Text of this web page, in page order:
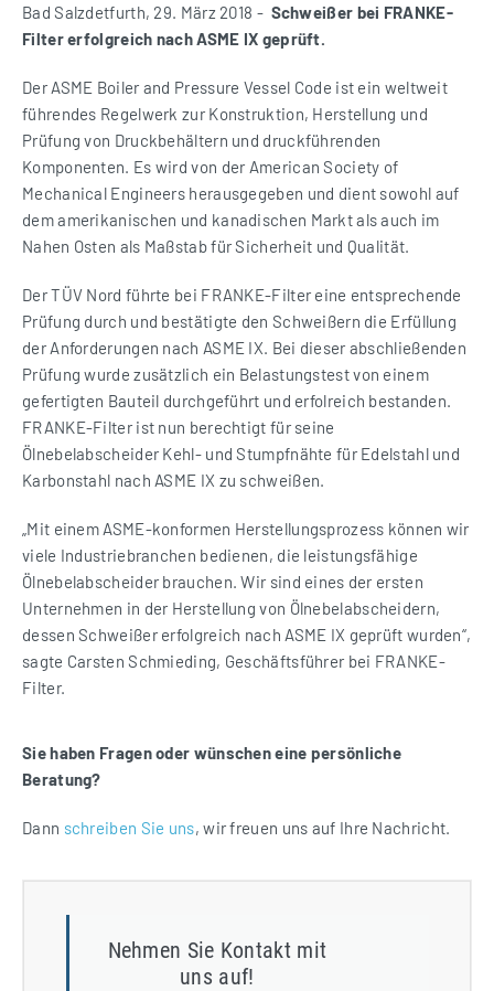
Bad Salzdetfurth, 29. März 2018 - Schweißer bei FRANKE-
Filter erfolgreich nach ASME IX geprüft.
Der ASME Boiler and Pressure Vessel Code ist ein weltweit
führendes Regelwerk zur Konstruktion, Herstellung und
Prüfung von Druckbehältern und druckführenden
Komponenten. Es wird von der American Society of
Mechanical Engineers herausgegeben und dient sowohl auf
dem amerikanischen und kanadischen Markt als auch im
Nahen Osten als Maßstab für Sicherheit und Qualität.
Der TÜV Nord führte bei FRANKE-Filter eine entsprechende
Prüfung durch und bestätigte den Schweißern die Erfüllung
der Anforderungen nach ASME IX. Bei dieser abschließenden
Prüfung wurde zusätzlich ein Belastungstest von einem
gefertigten Bauteil durchgeführt und erfolreich bestanden.
FRANKE-Filter ist nun berechtigt für seine
Ölnebelabscheider Kehl- und Stumpfnähte für Edelstahl und
Karbonstahl nach ASME IX zu schweißen.
„Mit einem ASME-konformen Herstellungsprozess können wir
viele Industriebranchen bedienen, die leistungsfähige
Ölnebelabscheider brauchen. Wir sind eines der ersten
Unternehmen in der Herstellung von Ölnebelabscheidern,
dessen Schweißer erfolgreich nach ASME IX geprüft wurden“,
sagte Carsten Schmieding, Geschäftsführer bei FRANKE-
Filter.
Sie haben Fragen oder wünschen eine persönliche
Beratung?
Dann schreiben Sie uns, wir freuen uns auf Ihre Nachricht.
Nehmen Sie Kontakt mit
uns auf!